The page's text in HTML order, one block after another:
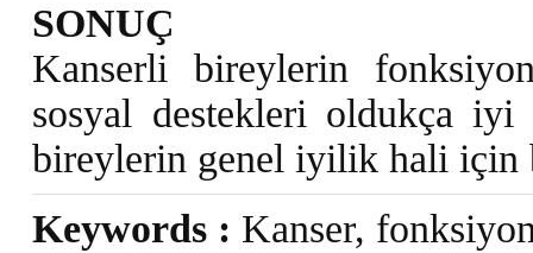
SONUÇ
Kanserli bireylerin
sosyal destekleri oldukça iyi
bireylerin genel iyilik hali için
Keywords : Kanser,